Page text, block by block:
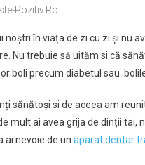
Pozitiv.ro
în viața de zi cu zi și nu
Nu trebuie să uităm si că
boli precum diabetul sau
sănătoși si de aceea am
mult ai avea grija de dinții tai,
ai nevoie de un aparat dentar